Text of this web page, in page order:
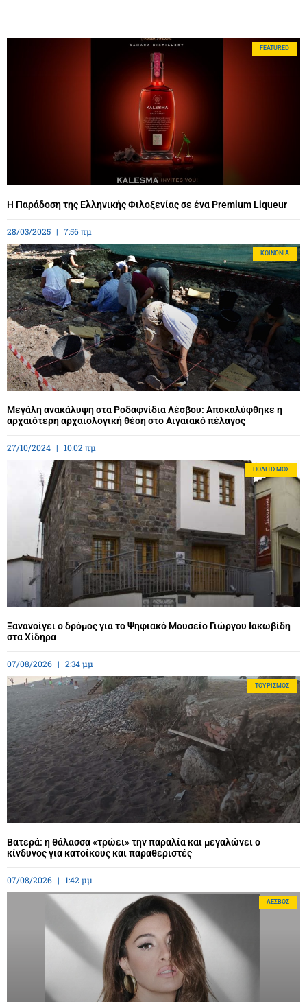
FEATURED
Η Παράδοση της Ελληνικής Φιλοξενίας σε ένα Premium Liqueur
28/03/2025 7:56 πμ
ΚΟΙΝΩΝΊΑ
Μεγάλη ανακάλυψη στα Ροδαφνίδια Λέσβου: Αποκαλύφθηκε η
αρχαιότερη αρχαιολογική θέση στο Αιγαιακό πέλαγος
27/10/2024 10:02 πμ
ΠΟΛΙΤΙΣΜΌΣ
Ξανανοίγει ο δρόμος για το Ψηφιακό Μουσείο Γιώργου Ιακωβίδη
στα Χίδηρα
07/08/2026 2:34 μμ
ΤΟΥΡΙΣΜΌΣ
Βατερά: η θάλασσα «τρώει» την παραλία και μεγαλώνει ο
κίνδυνος για κατοίκους και παραθεριστές
07/08/2026 1:42 μμ
ΛΈΣΒΟΣ